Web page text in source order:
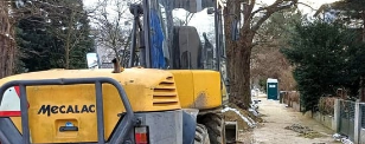
Kliknij, aby zobaczyć galerię